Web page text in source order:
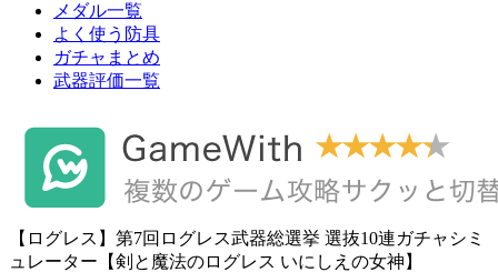
メダル一覧
よく使う防具
ガチャまとめ
武器評価一覧
【ログレス】第7回ログレス武器総選挙 選抜10連ガチャシミ
ュレーター【剣と魔法のログレス いにしえの女神】